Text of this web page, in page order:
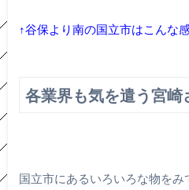
↑谷保より南の国立市はこんな
各業界も気を遣う宮崎
国立市にあるいろいろな物をみ